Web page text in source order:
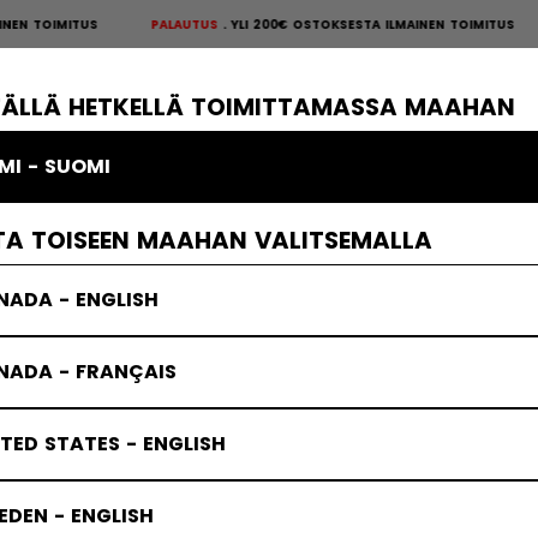
HETKELLÄ TOIMITTAMASSA MAAHAN
- SUOMI
TOISEEN MAAHAN VALITSEMALLA
- ENGLISH
- FRANÇAIS
STATES - ENGLISH
- ENGLISH
PALAUTUS YLI 200€ OSTOKSESTA ILMAINEN TOIMITUSPALAUTUS
MAALIVAHTI VAATTEET